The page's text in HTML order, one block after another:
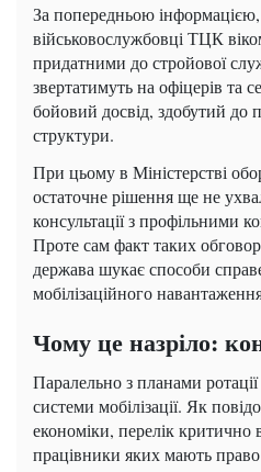
За попередньою
військовослужбовці ТЦК
придатними до стройової
звертатимуть на офіцерів та
бойовий досвід, здобутий до
структури.
При цьому в Міністерстві
остаточне рішення ще не
консультації з профільними
Проте сам факт таких
держава шукає способи
мобілізаційного
Чому це назріло:
Паралельно з планами
системи мобілізації. Як
економіки, перелік
працівники яких мають